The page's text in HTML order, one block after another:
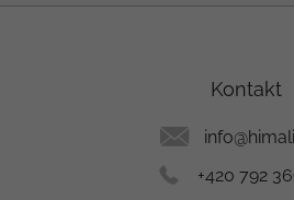
Kontakt
info@
+420 792